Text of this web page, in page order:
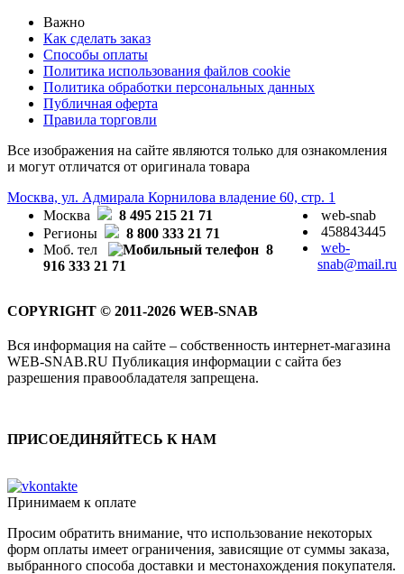
Важно
Как сделать заказ
Способы оплаты
Политика использования файлов cookie
Политика обработки персональных данных
Публичная оферта
Правила торговли
Все изображения на сайте являются только для ознакомления
и могут отличатся от оригинала товара
Москва, ул. Адмирала Корнилова владение 60, стр. 1
Москва
8 495 215 21 71
Регионы
8 800 333 21 71
Моб. тел
8
916 333 21 71
web-snab
458843445
web-
snab@mail.ru
COPYRIGHT © 2011-2026 WEB-SNAB
Вся информация на сайте – собственность интернет-магазина
WEB-SNAB.RU Публикация информации с сайта без
разрешения правообладателя запрещена.
ПРИСОЕДИНЯЙТЕСЬ К НАМ
Принимаем к оплате
Просим обратить внимание, что использование некоторых
форм оплаты имеет ограничения, зависящие от суммы заказа,
выбранного способа доставки и местонахождения покупателя.